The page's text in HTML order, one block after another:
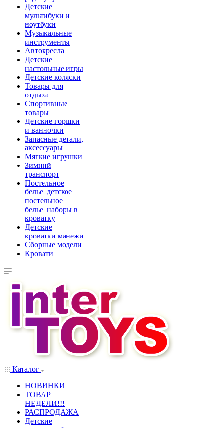
Детские
мультибуки и
ноутбуки
Музыкальные
инструменты
Автокресла
Детские
настольные игры
Детские коляски
Товары для
отдыха
Спортивные
товары
Детские горшки
и ванночки
Запасные детали,
аксессуары
Мягкие игрушки
Зимний
транспорт
Постельное
белье, детское
постельное
белье, наборы в
кроватку
Детские
кроватки манежи
Сборные модели
Кровати
Каталог
НОВИНКИ
ТОВАР
НЕДЕЛИ!!!
РАСПРОДАЖА
Детские